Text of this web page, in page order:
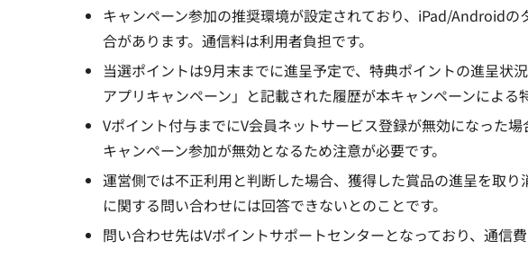
キャンペーン参加の推奨環境が設定されており、iPad/Android
合があります。通信料は利用者負担です。
当選ポイントは9月末までに進呈予定で、特典ポイントの進呈状
アプリキャンペーン」と記載された履歴が本キャンペーンによる
Vポイント付与までにV会員ネットサービス登録が無効になった
キャンペーン参加が無効となるため注意が必要です。
運営側では不正利用と判断した場合、獲得した賞品の進呈を取
に関する問い合わせには回答できないとのことです。
問い合わせ先はVポイントサポートセンターとなっており、通信